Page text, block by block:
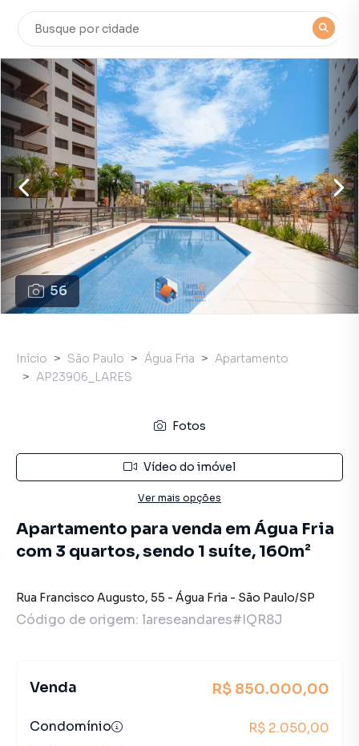
56
Início São Paulo Água Fria
Apartamento
AP23906_LARES
Fotos
Vídeo do imóvel
Ver mais opções
Apartamento para venda em Água Fria
com 3 quartos, sendo 1 suíte, 160m²
Rua Francisco Augusto, 55 - Água Fria - São Paulo/SP
Código de origem: lareseandares#IQR8J
Venda R$ 850.000,00
Condomínio
R$ 2.050,00